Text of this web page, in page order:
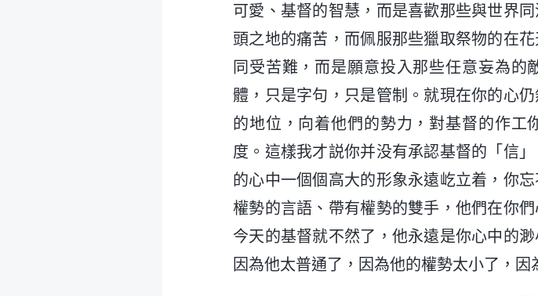
可愛、基督的智慧，而是喜歡那些與世界
頭之地的痛苦，而佩服那些獵取祭物的在
同受苦難，而是願意投入那些任意妄為
體，只是字句，只是管制。就現在你的心
的地位，向着他們的勢力，對基督的作工
度。這樣我才説你并没有承認基督的「信
的心中一個個高大的形象永遠屹立着，你
權勢的言語、帶有權勢的雙手，他們在你
今天的基督就不然了，他永遠是你心中的
因為他太普通了，因為他的權勢太小了，因